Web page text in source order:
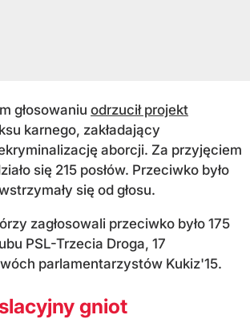
głosowaniu odrzucił projekt
karnego, zakładający
aborcji. Za przyjęciem
się 215 posłów. Przeciwko było
się od głosu.
zagłosowali przeciwko było 175
PSL-Trzecia Droga, 17
parlamentarzystów Kukiz'15.
gniot